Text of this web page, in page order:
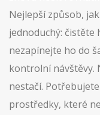
Nejlepší způsob,
jednoduchý: čistěte
nezapínejte ho do
kontrolní návštěvy.
nestačí.
prostředky, které